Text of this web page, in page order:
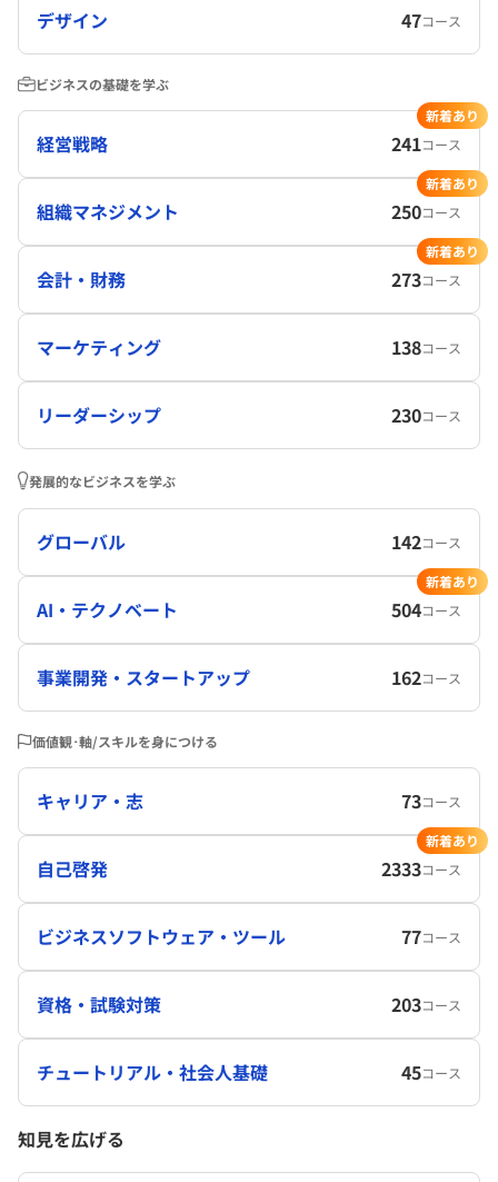
デザイン 47コース
ビジネスの基礎を学ぶ
経営戦略 241コース
新着あり
組織マネジメント 250コース
新着あり
会計・財務 273コース
新着あり
マーケティング 138コース
リーダーシップ 230コース
発展的なビジネスを学ぶ
グローバル 142コース
AI・テクノベート 504コース
新着あり
事業開発・スタートアップ 162コース
価値観･軸/スキルを身につける
キャリア・志 73コース
自己啓発 2333コース
新着あり
ビジネスソフトウェア・ツール 77コース
資格・試験対策 203コース
チュートリアル・社会人基礎 45コース
知見を広げる